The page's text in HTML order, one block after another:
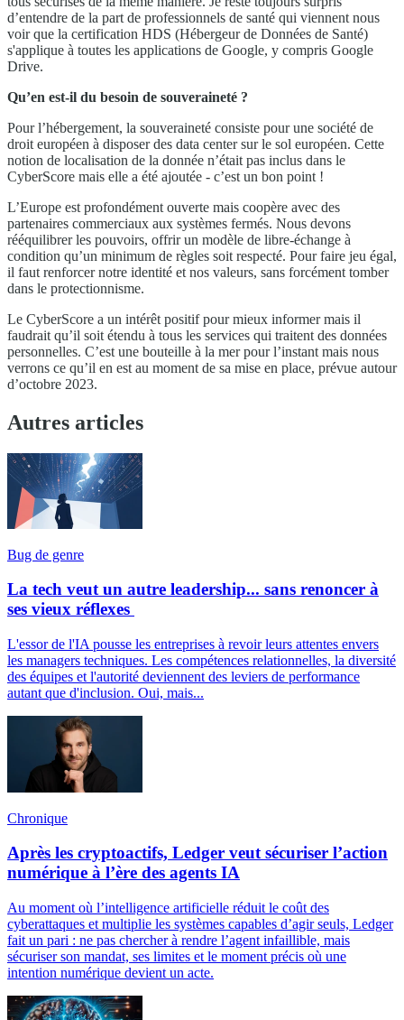
d’entendre de la part de professionnels de santé qui viennent nous
voir que la certification HDS (Hébergeur de Données de Santé)
s'applique à toutes les applications de Google, y compris Google
Drive.
Qu’en est-il du besoin de souveraineté ?
Pour l’hébergement, la souveraineté consiste pour une société de
droit européen à disposer des data center sur le sol européen. Cette
notion de localisation de la donnée n’était pas inclus dans le
CyberScore mais elle a été ajoutée - c’est un bon point !
L’Europe est profondément ouverte mais coopère avec des
partenaires commerciaux aux systèmes fermés. Nous devons
rééquilibrer les pouvoirs, offrir un modèle de libre-échange à
condition qu’un minimum de règles soit respecté. Pour faire jeu égal,
il faut renforcer notre identité et nos valeurs, sans forcément tomber
dans le protectionnisme.
Le CyberScore a un intérêt positif pour mieux informer mais il
faudrait qu’il soit étendu à tous les services qui traitent des données
personnelles. C’est une bouteille à la mer pour l’instant mais nous
verrons ce qu’il en est au moment de sa mise en place, prévue autour
d’octobre 2023.
Autres articles
Bug de genre
La tech veut un autre leadership... sans renoncer à
ses vieux réflexes
L'essor de l'IA pousse les entreprises à revoir leurs attentes envers
les managers techniques. Les compétences relationnelles, la diversité
des équipes et l'autorité deviennent des leviers de performance
autant que d'inclusion. Oui, mais...
Chronique
Après les cryptoactifs, Ledger veut sécuriser l’action
numérique à l’ère des agents IA
Au moment où l’intelligence artificielle réduit le coût des
cyberattaques et multiplie les systèmes capables d’agir seuls, Ledger
fait un pari : ne pas chercher à rendre l’agent infaillible, mais
sécuriser son mandat, ses limites et le moment précis où une
intention numérique devient un acte.